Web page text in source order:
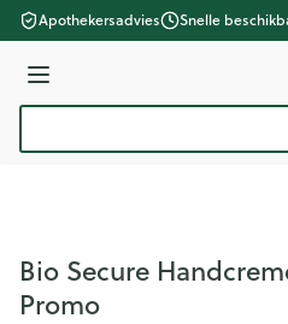
Ga naar de inhoud
Apothekersadvies Snelle
Menu
Bio Secure
Promo